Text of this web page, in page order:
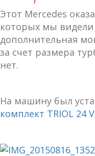
Этот Mercedes
которых мы
дополнительная
за счет размера
нет.
На машину был
комплект TRIOL 24 V